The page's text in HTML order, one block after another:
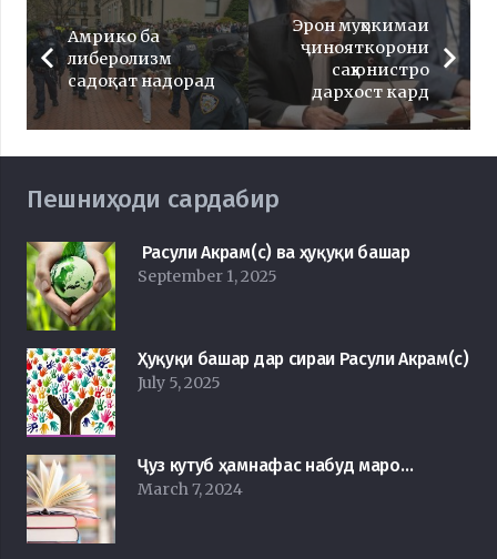
Амрико ба
либеролизм
садоқат надорад
Эрон муҳокимаи
ҷинояткорони
саҳюнистро
дархост кард
Пешниҳоди сардабир
Расули Акрам(с) ва ҳуқуқи башар
September 1, 2025
Ҳуқуқи башар дар сираи Расули Акрам(с)
July 5, 2025
Ҷуз кутуб ҳамнафас набуд маро…
March 7, 2024